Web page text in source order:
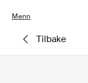
Menn
tilbake